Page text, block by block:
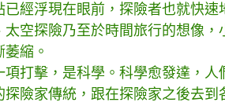
經浮現在眼前，探險者也就快
空探險乃至於時間旅行的想像
縮。
擊，是科學。科學愈發達，人
險家傳統，跟在探險家之後去